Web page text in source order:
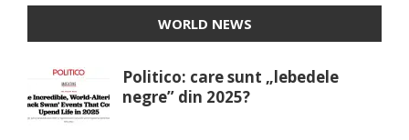
WORLD NEWS
Politico: care sunt „lebedele
negre” din 2025?